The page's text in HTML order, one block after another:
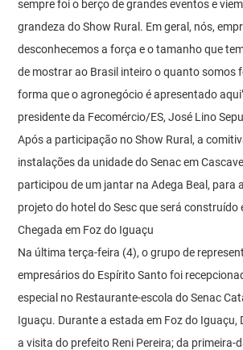
sempre foi o berço de grandes eventos e
grandeza do Show Rural. Em geral, nós,
desconhecemos a força e o tamanho que
de mostrar ao Brasil inteiro o quanto somos
forma que o agronegócio é apresentado
presidente da Fecomércio/ES, José Lino
Após a participação no Show Rural, a
instalações da unidade do Senac em
participou de um jantar na Adega Beal, para
projeto do hotel do Sesc que será construído
Chegada em Foz do Iguaçu
Na última terça-feira (4), o grupo de
empresários do Espírito Santo foi
especial no Restaurante-escola do Senac
Iguaçu. Durante a estada em Foz do Iguaçu,
a visita do prefeito Reni Pereira; da primeira-